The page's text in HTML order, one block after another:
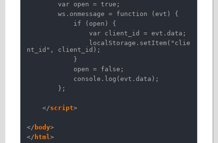
var open = true;
ws.onmessage = function (evt) {
if (open) {
var client_id = evt.data;
localStorage.setItem("clie
nt_id", client_id);
}
open = false;
console.log(evt.data);
};
</script>
</ body>
</ html>